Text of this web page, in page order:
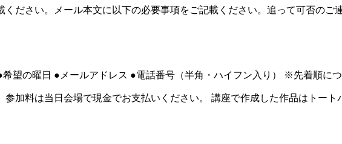
ください。メール本文に以下の必要事項をご記載ください。追って可否のご
望の曜日 ●メールアドレス ●電話番号（半角・ハイフン入り） ※先着順につ
加料は当日会場で現金でお支払いください。 講座で作成した作品はトート